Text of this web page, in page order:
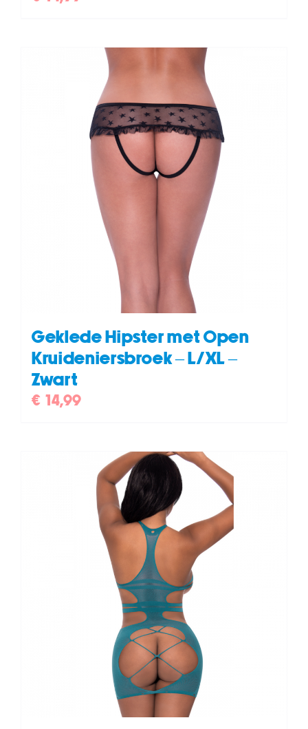
Geklede Hipster met Open
Kruideniersbroek – L/XL –
Zwart
€ 14,99